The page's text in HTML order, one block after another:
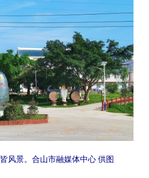
天津
吉林 上海 江苏
安徽 福建 江西
河南 湖北 湖南
广西 海南 重庆
贵州 云南 西藏
甘肃 青海 宁夏
内蒙古 黑龙江
风景。合山市融媒体中心 供图